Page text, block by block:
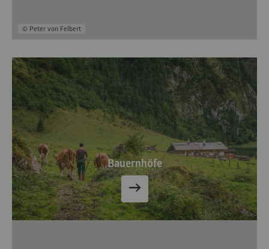
© Peter von Felbert
Bauernhöfe